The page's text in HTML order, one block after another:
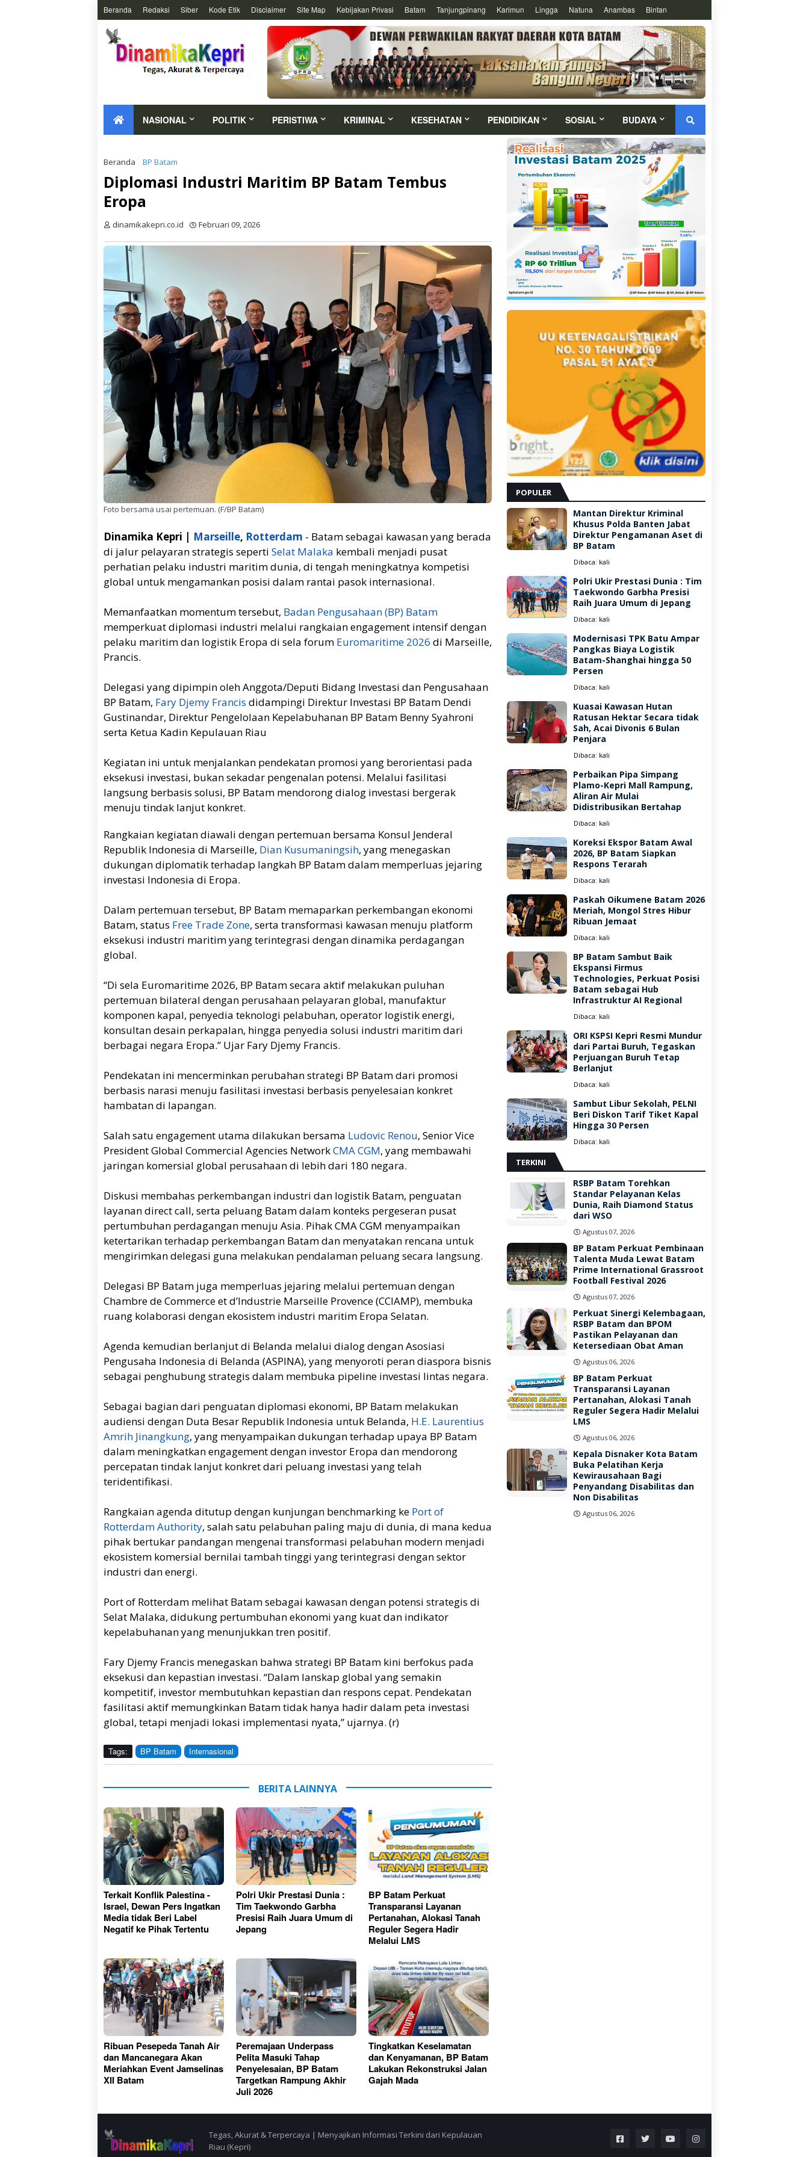
Beranda Redaksi Siber Kode Etik Disclaimer Site Map Kebijakan Privasi Batam Tanjungpinang Karimun Lingga Natuna Anambas Bintan
NASIONAL POLITIK PERISTIWA KRIMINAL KESEHATAN PENDIDIKAN SOSIAL BUDAYA
Beranda BP Batam
Diplomasi Industri Maritim BP Batam Tembus
Eropa
dinamikakepri.co.id Februari 09, 2026
Foto bersama usai pertemuan. (F/BP Batam)
Dinamika Kepri | Marseille, Rotterdam - Batam sebagai kawasan yang berada
di jalur pelayaran strategis seperti Selat Malaka kembali menjadi pusat
perhatian pelaku industri maritim dunia, di tengah meningkatnya kompetisi
global untuk mengamankan posisi dalam rantai pasok internasional.
Memanfaatkan momentum tersebut, Badan Pengusahaan (BP) Batam
memperkuat diplomasi industri melalui rangkaian engagement intensif dengan
pelaku maritim dan logistik Eropa di sela forum Euromaritime 2026 di Marseille,
Prancis.
Delegasi yang dipimpin oleh Anggota/Deputi Bidang Investasi dan Pengusahaan
BP Batam, Fary Djemy Francis didampingi Direktur Investasi BP Batam Dendi
Gustinandar, Direktur Pengelolaan Kepelabuhanan BP Batam Benny Syahroni
serta Ketua Kadin Kepulauan Riau
Kegiatan ini untuk menjalankan pendekatan promosi yang berorientasi pada
eksekusi investasi, bukan sekadar pengenalan potensi. Melalui fasilitasi
langsung berbasis solusi, BP Batam mendorong dialog investasi bergerak
menuju tindak lanjut konkret.
Rangkaian kegiatan diawali dengan pertemuan bersama Konsul Jenderal
Republik Indonesia di Marseille, Dian Kusumaningsih, yang menegaskan
dukungan diplomatik terhadap langkah BP Batam dalam memperluas jejaring
investasi Indonesia di Eropa.
Dalam pertemuan tersebut, BP Batam memaparkan perkembangan ekonomi
Batam, status Free Trade Zone, serta transformasi kawasan menuju platform
eksekusi industri maritim yang terintegrasi dengan dinamika perdagangan
global.
“Di sela Euromaritime 2026, BP Batam secara aktif melakukan puluhan
pertemuan bilateral dengan perusahaan pelayaran global, manufaktur
komponen kapal, penyedia teknologi pelabuhan, operator logistik energi,
konsultan desain perkapalan, hingga penyedia solusi industri maritim dari
berbagai negara Eropa.” Ujar Fary Djemy Francis.
Pendekatan ini mencerminkan perubahan strategi BP Batam dari promosi
berbasis narasi menuju fasilitasi investasi berbasis penyelesaian konkret
hambatan di lapangan.
Salah satu engagement utama dilakukan bersama Ludovic Renou, Senior Vice
President Global Commercial Agencies NetworkCMA CGM, yang membawahi
jaringan komersial global perusahaan di lebih dari 180 negara.
Diskusi membahas perkembangan industri dan logistik Batam, penguatan
layanan direct call, serta peluang Batam dalam konteks pergeseran pusat
pertumbuhan perdagangan menuju Asia. Pihak CMA CGM menyampaikan
ketertarikan terhadap perkembangan Batam dan menyatakan rencana untuk
mengirimkan delegasi guna melakukan pendalaman peluang secara langsung.
Delegasi BP Batam juga memperluas jejaring melalui pertemuan dengan
Chambre de Commerce et d’Industrie Marseille Provence (CCIAMP), membuka
ruang kolaborasi dengan ekosistem industri maritim Eropa Selatan.
Agenda kemudian berlanjut di Belanda melalui dialog dengan Asosiasi
Pengusaha Indonesia di Belanda (ASPINA), yang menyoroti peran diaspora bisnis
sebagai penghubung strategis dalam membuka pipeline investasi lintas negara.
Sebagai bagian dari penguatan diplomasi ekonomi, BP Batam melakukan
audiensi dengan Duta Besar Republik Indonesia untuk Belanda, H.E. Laurentius
Amrih Jinangkung, yang menyampaikan dukungan terhadap upaya BP Batam
dalam meningkatkan engagement dengan investor Eropa dan mendorong
percepatan tindak lanjut konkret dari peluang investasi yang telah
teridentifikasi.
Rangkaian agenda ditutup dengan kunjungan benchmarking ke Port of
Rotterdam Authority, salah satu pelabuhan paling maju di dunia, di mana kedua
pihak bertukar pandangan mengenai transformasi pelabuhan modern menjadi
ekosistem komersial bernilai tambah tinggi yang terintegrasi dengan sektor
industri dan energi.
Port of Rotterdam melihat Batam sebagai kawasan dengan potensi strategis di
Selat Malaka, didukung pertumbuhan ekonomi yang kuat dan indikator
kepelabuhanan yang menunjukkan tren positif.
Fary Djemy Francis menegaskan bahwa strategi BP Batam kini berfokus pada
eksekusi dan kepastian investasi. “Dalam lanskap global yang semakin
kompetitif, investor membutuhkan kepastian dan respons cepat. Pendekatan
fasilitasi aktif memungkinkan Batam tidak hanya hadir dalam peta investasi
global, tetapi menjadi lokasi implementasi nyata,” ujarnya. (r)
Tags: BP Batam Internasional
BERITA LAINNYA
Terkait Konflik Palestina -
Israel, Dewan Pers Ingatkan
Media tidak Beri Label
Negatif ke Pihak Tertentu
Polri Ukir Prestasi Dunia :
Tim Taekwondo Garbha
Presisi Raih Juara Umum di
Jepang
BP Batam Perkuat
Transparansi Layanan
Pertanahan, Alokasi Tanah
Reguler Segera Hadir
Melalui LMS
Ribuan Pesepeda Tanah Air
dan Mancanegara Akan
Meriahkan Event Jamselinas
XII Batam
Peremajaan Underpass
Pelita Masuki Tahap
Penyelesaian, BP Batam
Targetkan Rampung Akhir
Juli 2026
Tingkatkan Keselamatan
dan Kenyamanan, BP Batam
Lakukan Rekonstruksi Jalan
Gajah Mada
POPULER
Mantan Direktur Kriminal
Khusus Polda Banten Jabat
Direktur Pengamanan Aset di
BP Batam
Dibaca: kali
Polri Ukir Prestasi Dunia : Tim
Taekwondo Garbha Presisi
Raih Juara Umum di Jepang
Dibaca: kali
Modernisasi TPK Batu Ampar
Pangkas Biaya Logistik
Batam-Shanghai hingga 50
Persen
Dibaca: kali
Kuasai Kawasan Hutan
Ratusan Hektar Secara tidak
Sah, Acai Divonis 6 Bulan
Penjara
Dibaca: kali
Perbaikan Pipa Simpang
Plamo-Kepri Mall Rampung,
Aliran Air Mulai
Didistribusikan Bertahap
Dibaca: kali
Koreksi Ekspor Batam Awal
2026, BP Batam Siapkan
Respons Terarah
Dibaca: kali
Paskah Oikumene Batam 2026
Meriah, Mongol Stres Hibur
Ribuan Jemaat
Dibaca: kali
BP Batam Sambut Baik
Ekspansi Firmus
Technologies, Perkuat Posisi
Batam sebagai Hub
Infrastruktur AI Regional
Dibaca: kali
ORI KSPSI Kepri Resmi Mundur
dari Partai Buruh, Tegaskan
Perjuangan Buruh Tetap
Berlanjut
Dibaca: kali
Sambut Libur Sekolah, PELNI
Beri Diskon Tarif Tiket Kapal
Hingga 30 Persen
Dibaca: kali
TERKINI
RSBP Batam Torehkan
Standar Pelayanan Kelas
Dunia, Raih Diamond Status
dari WSO
Agustus 07, 2026
BP Batam Perkuat Pembinaan
Talenta Muda Lewat Batam
Prime International Grassroot
Football Festival 2026
Agustus 07, 2026
Perkuat Sinergi Kelembagaan,
RSBP Batam dan BPOM
Pastikan Pelayanan dan
Ketersediaan Obat Aman
Agustus 06, 2026
BP Batam Perkuat
Transparansi Layanan
Pertanahan, Alokasi Tanah
Reguler Segera Hadir Melalui
LMS
Agustus 06, 2026
Kepala Disnaker Kota Batam
Buka Pelatihan Kerja
Kewirausahaan Bagi
Penyandang Disabilitas dan
Non Disabilitas
Agustus 06, 2026
Tegas, Akurat & Terpercaya | Menyajikan Informasi Terkini dari Kepulauan
Riau (Kepri)